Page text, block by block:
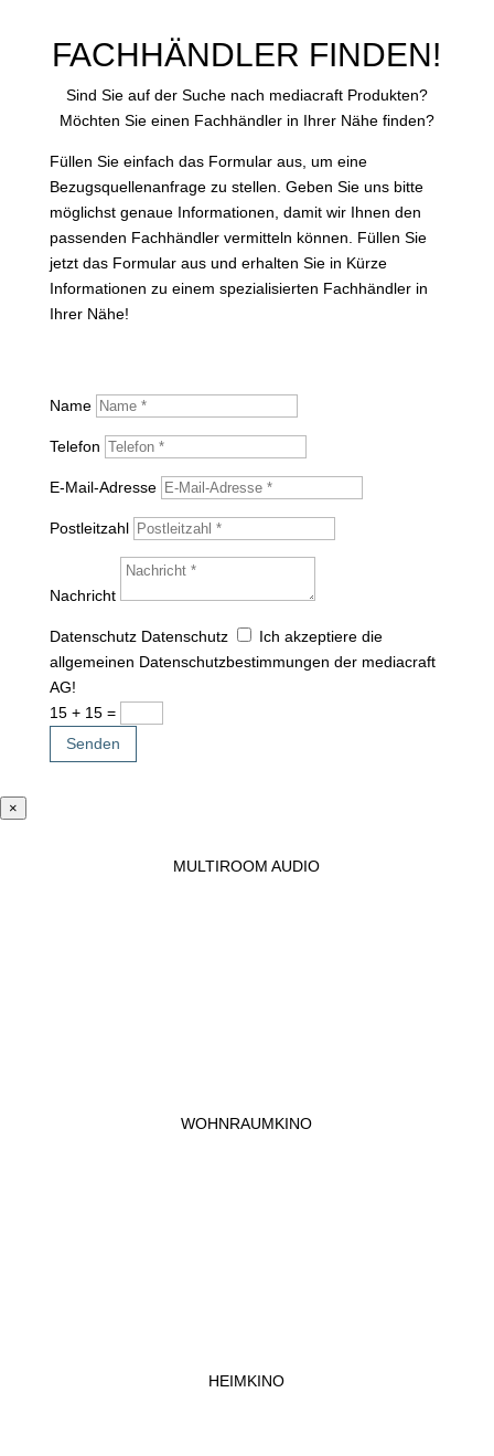
FACHHÄNDLER FINDEN!
Sind Sie auf der Suche nach mediacraft Produkten?
Möchten Sie einen Fachhändler in Ihrer Nähe finden?
Füllen Sie einfach das Formular aus, um eine
Bezugsquellenanfrage zu stellen. Geben Sie uns bitte
möglichst genaue Informationen, damit wir Ihnen den
passenden Fachhändler vermitteln können. Füllen Sie
jetzt das Formular aus und erhalten Sie in Kürze
Informationen zu einem spezialisierten Fachhändler in
Ihrer Nähe!
Name
Telefon
E-Mail-Adresse
Postleitzahl
Nachricht
Datenschutz Datenschutz
Ich akzeptiere die
allgemeinen Datenschutzbestimmungen der mediacraft
AG!
15 + 15=
Senden
×
MULTIROOM AUDIO
WOHNRAUMKINO
HEIMKINO